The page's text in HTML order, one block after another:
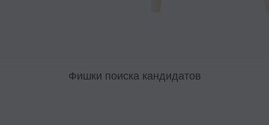
Фишки поиска кандидатов